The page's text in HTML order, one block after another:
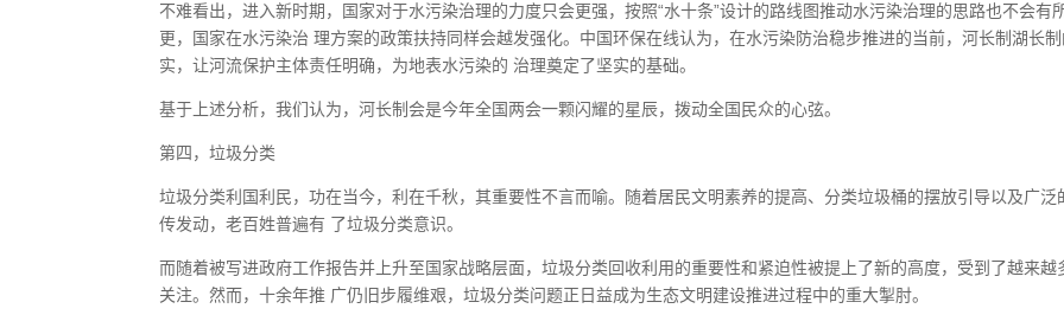
不难看出，进入新时期，国家对于水污染治理的力度只会更强，按照“水十条”设计的路线图推动水污染治理的思路也不会有
更，国家在水污染治 理方案的政策扶持同样会越发强化。中国环保在线认为，在水污染防治稳步推进的当前，河长制湖长
实，让河流保护主体责任明确，为地表水污染的 治理奠定了坚实的基础。
基于上述分析，我们认为，河长制会是今年全国两会一颗闪耀的星辰，拨动全国民众的心弦。
第四，垃圾分类
垃圾分类利国利民，功在当今，利在千秋，其重要性不言而喻。随着居民文明素养的提高、分类垃圾桶的摆放引导以及广泛
传发动，老百姓普遍有 了垃圾分类意识。
而随着被写进政府工作报告并上升至国家战略层面，垃圾分类回收利用的重要性和紧迫性被提上了新的高度，受到了越来越
关注。然而，十余年推 广仍旧步履维艰，垃圾分类问题正日益成为生态文明建设推进过程中的重大掣肘。